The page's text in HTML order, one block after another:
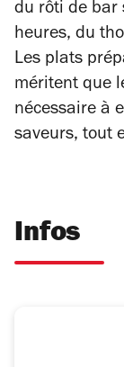
du rôti de bar
heures, du
Les plats
méritent que
nécessaire à
saveurs, tout
Infos